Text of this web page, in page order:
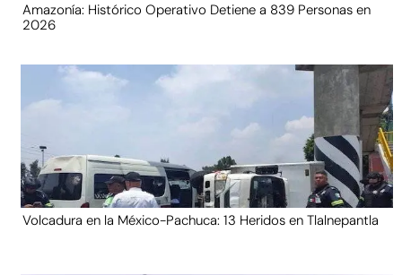
Amazonía: Histórico Operativo Detiene a 839 Personas en
2026
Volcadura en la México-Pachuca: 13 Heridos en Tlalnepantla